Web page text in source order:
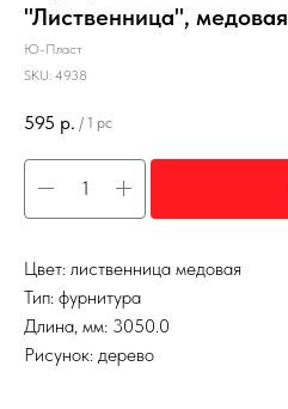
"Лиственница", медовая
Ю-Пласт
SKU: 4938
595 р. / 1 pc
Цвет: лиственница медовая
Тип: фурнитура
Длина, мм: 3050.0
Рисунок: дерево